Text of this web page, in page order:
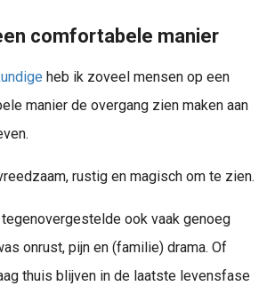
comfortabele manier
heb ik zoveel mensen op een
manier de overgang zien maken aan
rustig en magisch om te zien.
ook vaak genoeg
onrust, pijn en (familie) drama. Of
thuis blijven in de laatste levensfase